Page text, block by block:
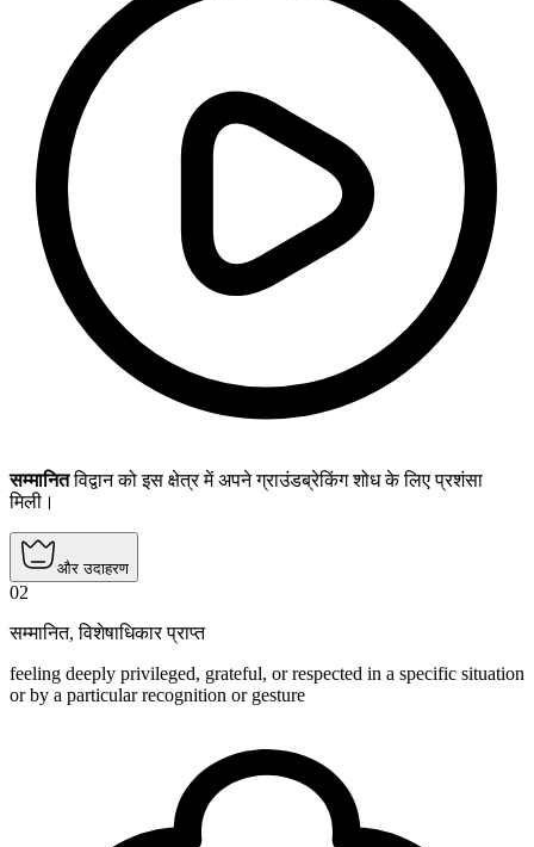
सम्मानितविद्वान को इस क्षेत्र में अपने ग्राउंडब्रेकिंग शोध के लिए प्रशंसा
मिली।
और उदाहरण
02
सम्मानित,विशेषाधिकार प्राप्त
feeling deeply privileged, grateful, or respected in a specific situation
or by a particular recognition or gesture